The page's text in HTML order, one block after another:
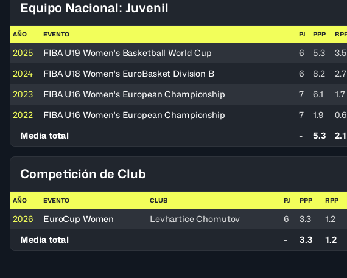
Equipo Nacional: Juvenil
AÑO EVENTO PJ PPP
2025 FIBA U19 Women's Basketball World Cup 6 5.3 3.5
2024
FIBA U18 Women's EuroBasket Division B 6 8.2 2.7
2023
FIBA U16 Women's European Championship 7 6.1 1.7
2022
FIBA U16 Women's European Championship 7 1.9 0.6
Media total
- 5.3 2.1
Competición de Club
AÑO EVENTO CLUB PJ PPP RPP
2026 EuroCup Women Levhartice Chomutov 6 3.3 1.2
Media total
- 3.3 1.2